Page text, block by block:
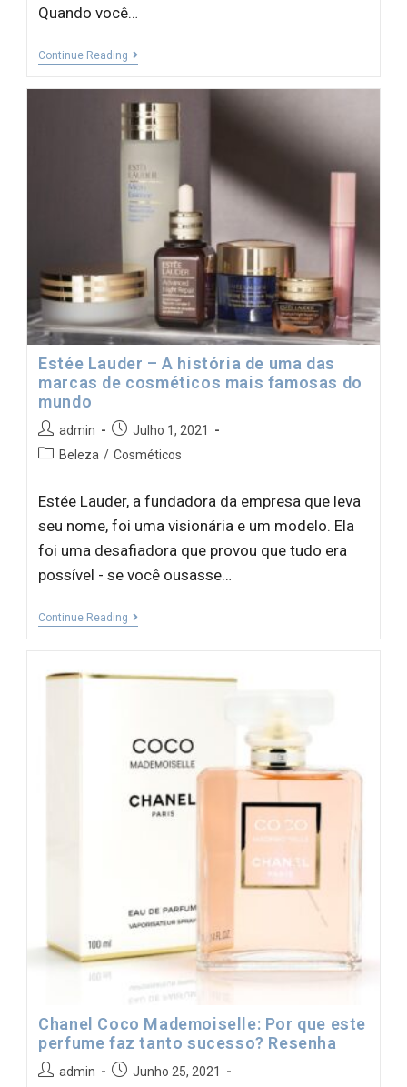
Quando você…
Continue Reading
Estée Lauder – A história de uma das
marcas de cosméticos mais famosas do
mundo
admin
Julho 1, 2021
Beleza / Cosméticos
Estée Lauder, a fundadora da empresa que leva
seu nome, foi uma visionária e um modelo. Ela
foi uma desafiadora que provou que tudo era
possível - se você ousasse…
Continue Reading
Chanel Coco Mademoiselle: Por que este
perfume faz tanto sucesso? Resenha
admin Junho 25, 2021